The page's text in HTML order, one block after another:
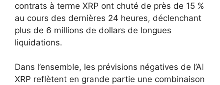
contrats à terme XRP ont chuté de près de 15 %
au cours des dernières 24 heures, déclenchant
plus de 6 millions de dollars de longues
liquidations.
Dans l’ensemble, les prévisions négatives de l’AI
XRP reflètent en grande partie une combinaison